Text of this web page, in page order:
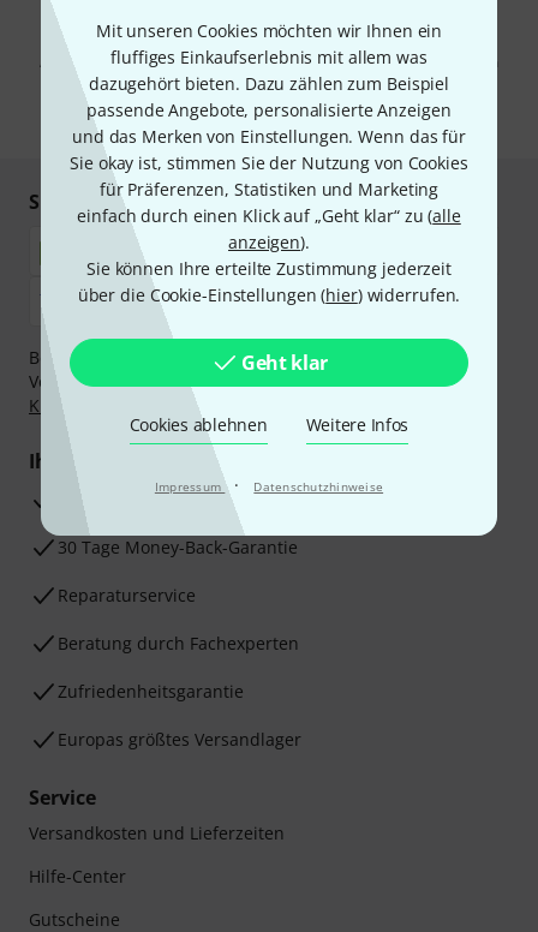
Mit unseren Cookies möchten wir Ihnen ein
fluffiges Einkaufserlebnis mit allem was
dazugehört bieten. Dazu zählen zum Beispiel
passende Angebote, personalisierte Anzeigen
und das Merken von Einstellungen. Wenn das für
Sie okay ist, stimmen Sie der Nutzung von Cookies
für Präferenzen, Statistiken und Marketing
einfach durch einen Klick auf „Geht klar“ zu (alle
anzeigen).
Sie können Ihre erteilte Zustimmung jederzeit
über die Cookie-Einstellungen (hier) widerrufen.
Geht klar
Cookies ablehnen Weitere Infos
Impressum · Datenschutzhinweise
Mit Klick auf „Jetzt anmelden“ stimmen Sie dem Erhalt von E-Mail-
Werbung und einer Messung des E-Mail-Nutzungsverhaltens zu. Die
Abmeldung ist jederzeit möglich. Weitere Informationen finden Sie in
unserenDatenschutzhinweisen.
* Pflichtfeld
Sicher einkaufen & bezahlen
Bezahlen Sie vertraulich und sicher per Nachnahme,
Vorkasse, PayPal, Amazon Pay,Klarna Sofort bezahlen,
Klarna Ratenzahlungoder Kreditkarte.
Ihre Vorteile
3 Jahre Thomann Garantie
30 Tage Money-Back-Garantie
Reparaturservice
Beratung durch Fachexperten
Zufriedenheitsgarantie
Europas größtes Versandlager
Service
Versandkosten und Lieferzeiten
Hilfe-Center
Gutscheine